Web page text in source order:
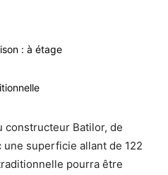
: à étage
constructeur Batilor, de
superficie allant de 122
pourra être